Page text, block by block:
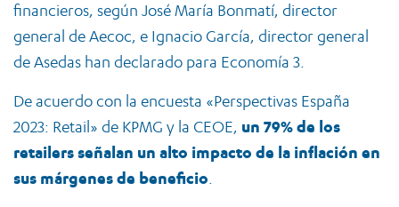
financieros, según José María Bonmatí, director
general de Aecoc, e Ignacio García, director general
de Asedas han declarado para Economía 3.
De acuerdo con la encuesta «Perspectivas España
2023: Retail» de KPMG y la CEOE, un 79% de los
retailers señalan un alto impacto de la inflación en
sus márgenes de beneficio